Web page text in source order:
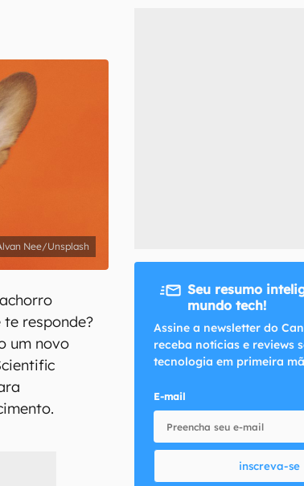
Termos de Uso e Política de Privacidade do Canaltech.
Nee/Unsplash
responde?
um novo
Seu resumo
mundo tech!
Assine a newsletter do
receba notícias e reviews
tecnologia em primeira
E-mail
inscreva-se